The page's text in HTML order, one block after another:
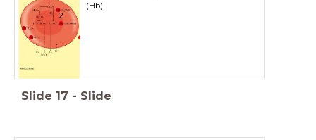
(Hb).
2
Slide 17 - Slide